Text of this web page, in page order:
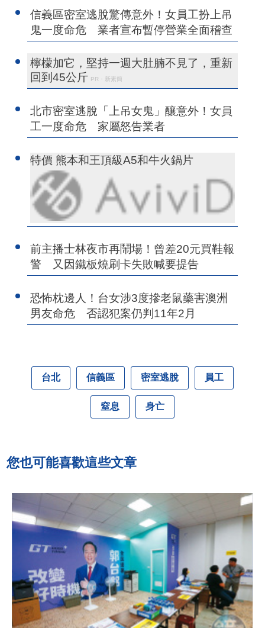
信義區密室逃脫驚傳意外！女員工扮上吊
鬼一度命危 業者宣布暫停營業全面稽查
檸檬加它，堅持一週大肚腩不見了，重新
回到45公斤 PR・新素簡
北市密室逃脫「上吊女鬼」釀意外！女員
工一度命危 家屬怒告業者
特價 熊本和王頂級A5和牛火鍋片
前主播士林夜市再鬧場！曾差20元買鞋報
警 又因鐵板燒刷卡失敗喊要提告
恐怖枕邊人！台女涉3度摻老鼠藥害澳洲
男友命危 否認犯案仍判11年2月
台北 信義區 密室逃脫 員工
窒息 身亡
您也可能喜歡這些文章